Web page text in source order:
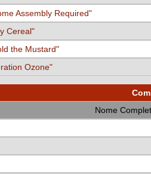
Assembly Required"
Cereal"
the Mustard"
Ozone"
Nome